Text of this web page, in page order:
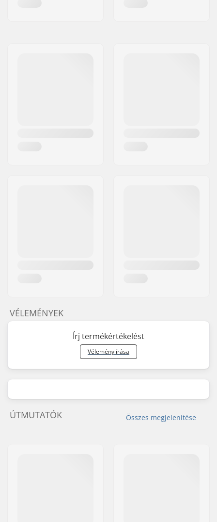
VÉLEMÉNYEK
Írj termékértékelést
Vélemény írása
Összes megjelenítése
ÚTMUTATÓK